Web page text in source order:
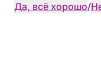
Да, всё хорошо/